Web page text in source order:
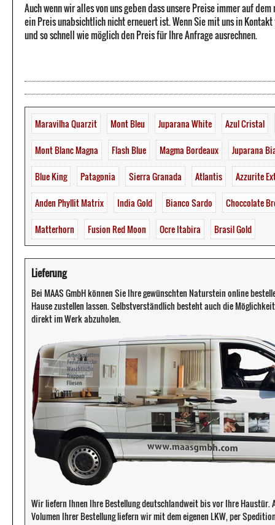
Auch wenn wir alles von uns geben dass unsere Preise immer auf
ein Preis unabsichtlich nicht erneuert ist. Wenn Sie mit uns in
und so schnell wie möglich den Preis für Ihre Anfrage ausrechnen.
Maravilha Quarzit Mont Bleu Juparana White Azul Cristal
Mont Blanc Magna Flash Blue Magma Bordeaux Juparana
Blue King Patagonia Sierra Granada Atlantis Azzurite
Anden Phyllit Matrix India Gold Bianco Sardo Choccolate
Matterhorn Fusion Red Moon Ocre Itabira Brasil Gold
Lieferung
Bei MAAS GmbH können Sie Ihre gewünschten Naturstein online
Hause zustellen lassen. Selbstverständlich besteht auch die
direkt im Werk abzuholen.
Wir liefern Ihnen Ihre Bestellung deutschlandweit bis vor Ihre Haustür.
Volumen Ihrer Bestellung liefern wir mit dem eigenen LKW, per